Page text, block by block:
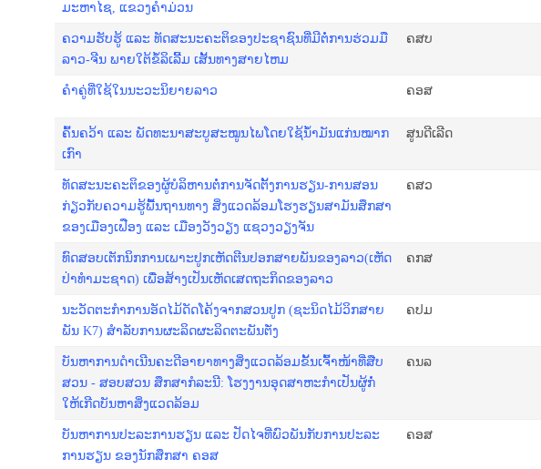
ມະຫາໄຊ, ແຂວງຄຳມ່ວນ
ຄວາມຮັບຮູ້ ແລະ ທັດສະນະຄະຕິຂອງປະຊາຊົນທີ່ມີຕໍ່ການຮ່ວມມື
ລາວ-ຈີນ ພາຍໃຕ້ຂໍ້ລິເລີ້ມ ເສັ້ນທາງສາຍໄຫມ
ຄສບ
ຄຳ​ຄູ່​ທີ່​ໃຊ້​ໃນ​ນະ​ວະ​ນິ​ຍາຍ​ລາວ ຄອສ
ຄົ້​ນ​ຄ​ວ້າ ແລະ ພັດ​ທະ​ນາ​ສະບູສະ​ໝູນ​ໄພໂດຍ​ໃຊ້​ນ້ຳ​ມັນ​ແກ່ນ​ໝາກ​
ເກົາ
ສູນດີເລີດ
​ທັດ​ສະ​ນະ​ຄະ​ຕິ​ຂອງ​ຜູ້​ບໍ​ລິ​ຫານ​ຕໍ່​ການ​ຈັດ​ຕັ້ງ​ການ​ຮຽນ-​ການ​ສອນ
ກ່ຽວ​ກັບ​ຄວາມ​ຮູ້​ພື້ນ​ຖານ​ທາງ ສິ່ງ​ແວດ​ລ້ອມ​ໂຮງ​ຮຽນ​ສາ​ມັນ​ສຶກ​ສາ
ຂອງ​ເມືອງ​ເຟືອງ ແລະ ເມືອງວັງ​ວຽງ ແຊວງວຽງ​ຈັນ
ຄສວ
ທົດ​ສອບ​ເຕັກ​ນິກ​ການ​ເພາະ​ປູກ​ເຫັດ​ຕີນ​ປອກ​ສາຍ​ພັນ​ຂອງ​ລາວ(ເຫັດ​
ປ່າ​ທຳ​ມະ​ຊາດ) ເພື່ອ​ສ້າງ​ເປັນ​ເຫັດ​ເສດ​ຖະ​ກິດ​ຂອງ​ລາວ
ຄກສ
ນະ​ວັດ​ຕະ​ກຳ​ການ​ອັດ​ໄມ້​ດັດ​ໂ​​ຄ້ງ​ຈາກ​ສວນ​ປູກ (ຊະ​ນິດ​ໄມ້​ວິກສາຍ​
ພັນ K7) ສຳ​ລັບ​ການ​ຜະ​ລິດ​ຜະ​ລິດ​ຕະ​ພັນ​ຕັ່ງ
ຄປມ
ບັນ​ຫາ​ການ​ດຳ​ເນີນ​ຄະ​ດີ​ອາ​ຍາ​ທາງ​ສິ່ງ​ແວດ​ລ້ອມ​ຂັ້ນ​ເຈົ້າ​ໜ້າ​ທີ່​ສືບ​
ສວນ - ສ​ອບ​ສວນ ສຶກ​ສາ​ກໍ​ລະ​ນີ: ໂຮງ​ງານ​ອຸດ​ສາ​ຫະ​ກຳ​ເປັນ​ຜູ້​ກໍ່​
ໃຫ້​ເກີດ​ບັນ​ຫາ​ສິ່ງ​ແວດ​ລ້ອມ
ຄນລ
ບັນ​ຫາ​ການ​ປະ​ລະ​ການ​ຮຽນ ແລະ ປັດ​ໄຈ​ທີ່​ພົວ​ພັນ​ກັບ​ການປະ​ລະ​
ກາ​ນ​ຮ​ຽນ ຂອງ​ນັກ​ສຶກ​ສາ ຄອ​ສ
ຄອສ